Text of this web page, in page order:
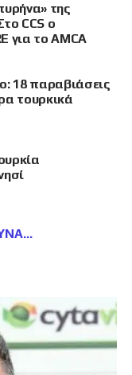
της
CCS ο
για το AMCA
18 παραβιάσεις
τουρκικά